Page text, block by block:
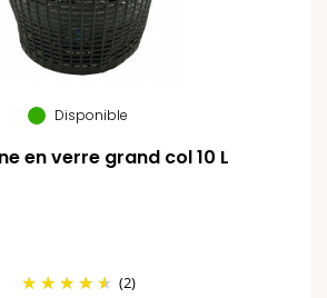
Disponible
en verre grand col 10 L
(2)